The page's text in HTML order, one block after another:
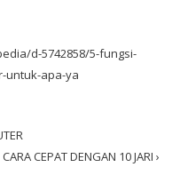
d-5742858/5-fungsi-
untuk-apa-ya
CEPAT DENGAN 10 JARI ›